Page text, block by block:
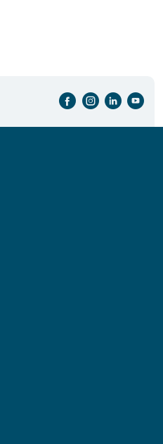
facebook-cirkel instagram-cirkel linkedin-cirkel youtube-cirkel